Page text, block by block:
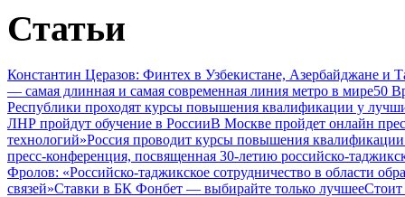
Статьи
Константин Церазов: Финтех в Узбекистане, Азербайджане
— самая длинная и самая современная линия метро в мире50
Республики проходят курсы повышения квалификации у
ЛНР пройдут обучение в РоссииВ Москве пройдет онлайн
технологий»Россия проводит курсы повышения квалификации
пресс-конференция, посвященная 30-летию российско-
Фролов: «Российско-таджикское сотрудничество в области
связей»Ставки в БК Фонбет — выбирайте только лучшееСтоит